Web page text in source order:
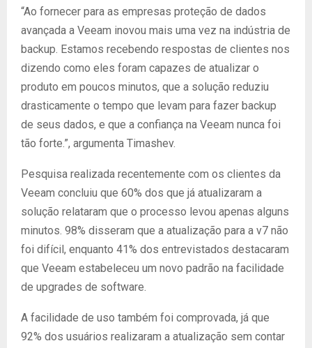
“Ao fornecer para as empresas proteção de dados
avançada a Veeam inovou mais uma vez na indústria de
backup. Estamos recebendo respostas de clientes nos
dizendo como eles foram capazes de atualizar o
produto em poucos minutos, que a solução reduziu
drasticamente o tempo que levam para fazer backup
de seus dados, e que a confiança na Veeam nunca foi
tão forte.”, argumenta Timashev.
Pesquisa realizada recentemente com os clientes da
Veeam concluiu que ​​60% dos que já atualizaram a
solução relataram que o processo levou apenas alguns
minutos. 98% disseram que a atualização para a v7 não
foi difícil, enquanto 41% dos entrevistados destacaram
que Veeam estabeleceu um novo padrão na facilidade
de upgrades de software.
A facilidade de uso também foi comprovada, já que
92% dos usuários realizaram a atualização sem contar